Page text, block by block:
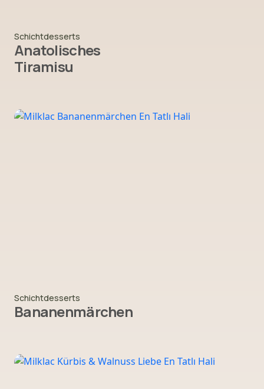
Schichtdesserts
Anatolisches
Tiramisu
Schichtdesserts
Bananenmärchen